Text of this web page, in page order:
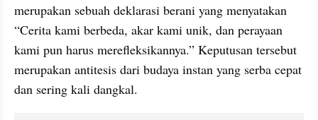
merupakan sebuah deklarasi berani yang menyatakan
“Cerita kami berbeda, akar kami unik, dan perayaan
kami pun harus merefleksikannya.” Keputusan tersebut
merupakan antitesis dari budaya instan yang serba cepat
dan sering kali dangkal.